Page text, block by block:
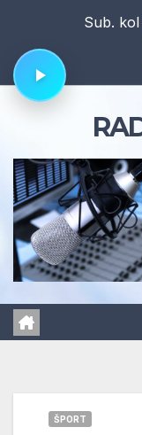
content
Sub.
ŠPORT